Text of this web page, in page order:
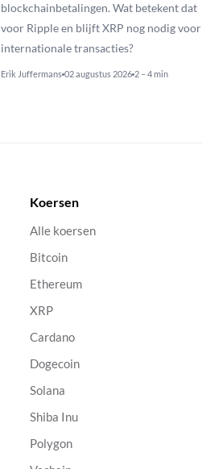
blockchainbetalingen. Wat betekent dat
voor Ripple en blijft XRP nog nodig voor
internationale transacties?
Erik Juffermans 02 augustus 2026 2 – 4 min
Koersen
Alle koersen
Bitcoin
Ethereum
XRP
Cardano
Dogecoin
Solana
Shiba Inu
Polygon